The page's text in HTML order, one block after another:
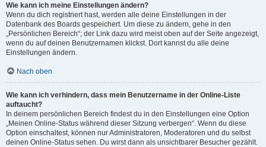
Wie kann ich meine Einstellungen ändern?
Wenn du dich registriert hast, werden alle deine Einstellungen in der
Datenbank des Boards gespeichert. Um diese zu ändern, gehe in den
„Persönlichen Bereich“; der Link dazu wird meist oben auf der Seite angezeigt,
wenn du auf deinen Benutzernamen klickst. Dort kannst du alle deine
Einstellungen ändern.
Nach oben
Wie kann ich verhindern, dass mein Benutzername in der Online-Liste
auftaucht?
In deinem persönlichen Bereich findest du in den Einstellungen eine Option
„Meinen Online-Status während dieser Sitzung verbergen“. Wenn du diese
Option einschaltest, können nur Administratoren, Moderatoren und du selbst
deinen Online-Status sehen. Du wirst dann als unsichtbarer Besucher gezählt.